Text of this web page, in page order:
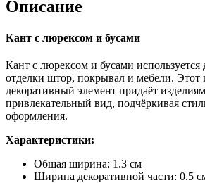
Описание
Кант с люрексом и бусами
Кант с люрексом и бусами используется
отделки штор, покрывал и мебели.
декоративный элемент придаёт
привлекательный вид, подчёркивая
оформления.
Характеристики:
Общая ширина: 1.3 см
Ширина декоративной части: 0.5